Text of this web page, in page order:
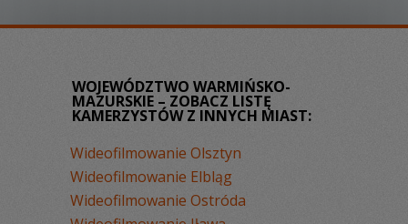
WOJEWÓDZTWO WARMIŃSKO-
MAZURSKIE – ZOBACZ LISTĘ
KAMERZYSTÓW Z INNYCH MIAST:
Wideofilmowanie Olsztyn
Wideofilmowanie Elbląg
Wideofilmowanie Ostróda